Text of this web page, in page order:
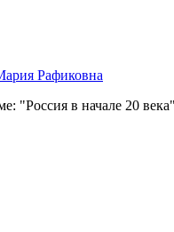
Рафиковна
"Россия в начале 20 века"